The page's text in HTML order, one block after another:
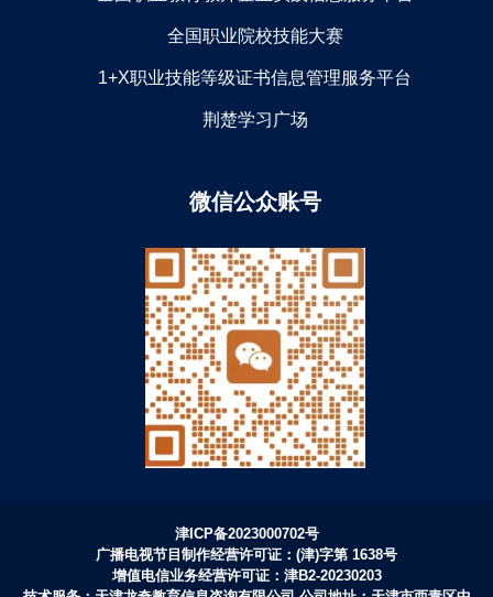
全国职业院校技能大赛
1+X职业技能等级证书信息管理服务平台
荆楚学习广场
微信公众账号
津ICP备2023000702号
广播电视节目制作经营许可证：(津)字第 1638号
增值电信业务经营许可证：津B2-20230203